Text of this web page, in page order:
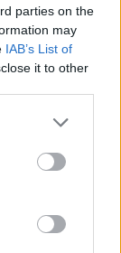
parties on the
may
IAB’s List of
it to other
Google
may click to
tags to
Google
όχι